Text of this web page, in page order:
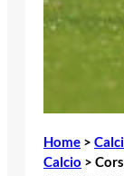
Home >
Calcio >